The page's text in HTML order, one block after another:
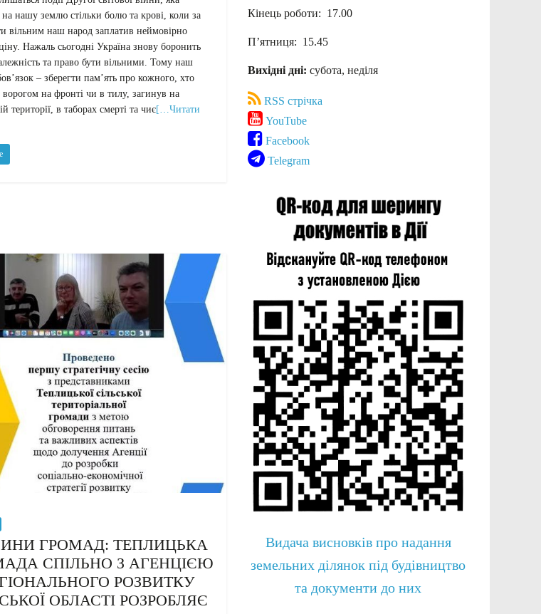
нашу землю стільки болю та крові, коли за
вільним наш народ заплатив неймовірно
Нажаль сьогодні Україна знову боронить
та право бути вільними. Тому наш
– зберегти пам’ять про кожного, хто
ворогом на фронті чи в тилу, загинув на
території, в таборах смерті та чиє[…Читати
ГРОМАД: ТЕПЛИЦЬКА
СПІЛЬНО З АГЕНЦІЄЮ
РОЗВИТКУ
ОБЛАСТІ РОЗРОБЛЯЄ
Кінець роботи: 17.00
П’ятниця: 15.45
Вихідні дні: субота, неділя
RSS стрічка
YouTube
Facebook
Telegram
Видача висновків про надання
земельних ділянок під будівництво
та документи до них